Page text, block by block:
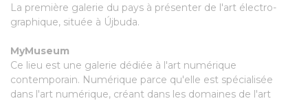
La première galerie du pays à présenter de l'art électro-
graphique, située à Újbuda.
MyMuseum
Ce lieu est une galerie dédiée à l'art numérique
contemporain. Numérique parce qu'elle est spécialisée
dans l'art numérique, créant dans les domaines de l'art